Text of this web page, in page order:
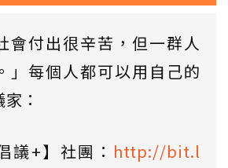
會付出很辛苦，但一群人
」每個人都可以用自己的
：
議+】社團： http://bit.l